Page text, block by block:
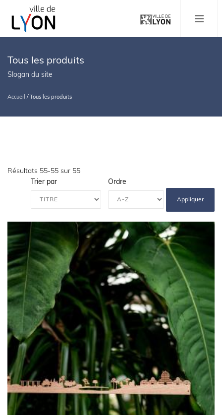
contenu
principal
MENU
Tous les produits
Slogan du site
Accueil / Tous les produits
Résultats 55-55 sur 55
Trier par
Ordre